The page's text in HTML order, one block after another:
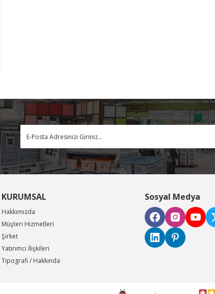
KURUMSAL
Hakkımızda
Müşteri Hizmetleri
Şirket
Yatırımcı İlişkileri
Tipografi / Hakkında
Sosyal Medya